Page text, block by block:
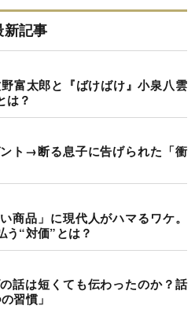
新記事
富太郎と『ばけばけ』小泉八雲
は？
ト→断る息子に告げられた「衝
商品」に現代人がハマるワケ。
う“対価”とは？
話は短くても伝わったのか？話
習慣」